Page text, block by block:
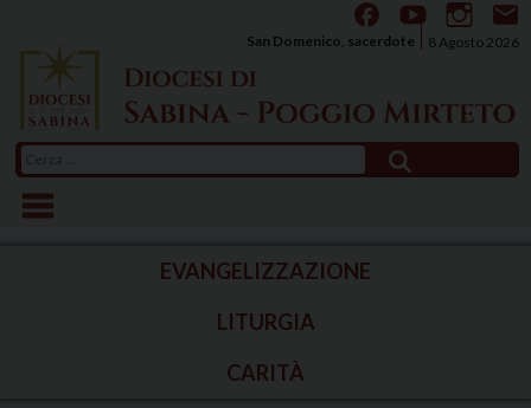
content
8 Agosto 2026
San Domenico, sacerdote
per:
EVANGELIZZAZIONE
LITURGIA
CARITÀ